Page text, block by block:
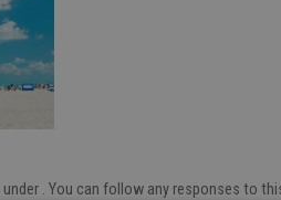
. You can follow any responses to